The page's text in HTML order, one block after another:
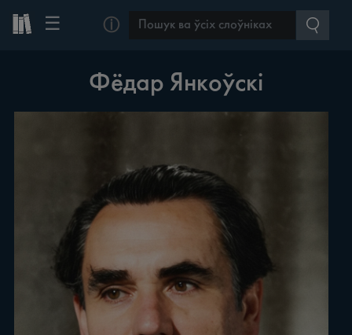
☰ ⓘ
Фёдар Янкоўскі